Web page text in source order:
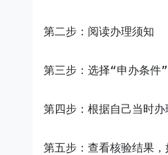
第二步：阅读办理须知
第三步：选择“申办条件”
第四步：根据自己当时
第五步：查看核验结果